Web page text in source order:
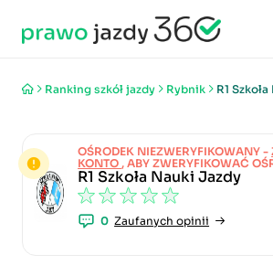
Ranking szkół jazdy Rybnik R1
OŚRODEK NIEZWERYFIKOWANY -
KONTO , ABY ZWERYFIKOWAĆ
R1 Szkoła Nauki Jazdy
0 Zaufanych opinii